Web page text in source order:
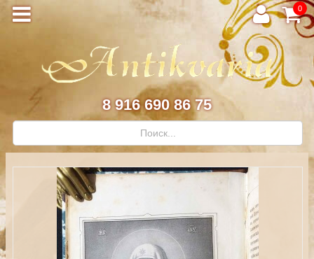
0
8 916 690 86 75